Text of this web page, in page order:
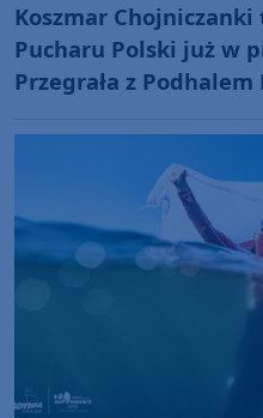
Koszmar Chojniczanki
Pucharu Polski już w
Przegrała z